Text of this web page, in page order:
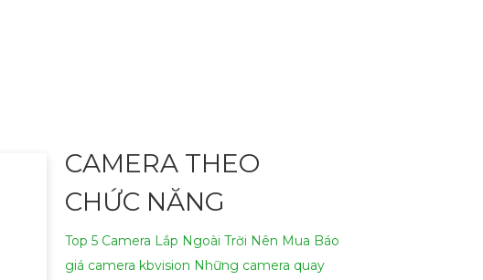
CAMERA THEO
CHỨC NĂNG
Top 5 Camera Lắp Ngoài Trời Nên Mua Báo
giá camera kbvision Những camera quay